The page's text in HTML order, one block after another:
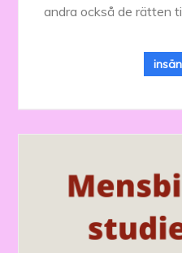
andra också de rätten